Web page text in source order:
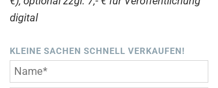
digital
KLEINE SACHEN SCHNELL VERKAUFEN!